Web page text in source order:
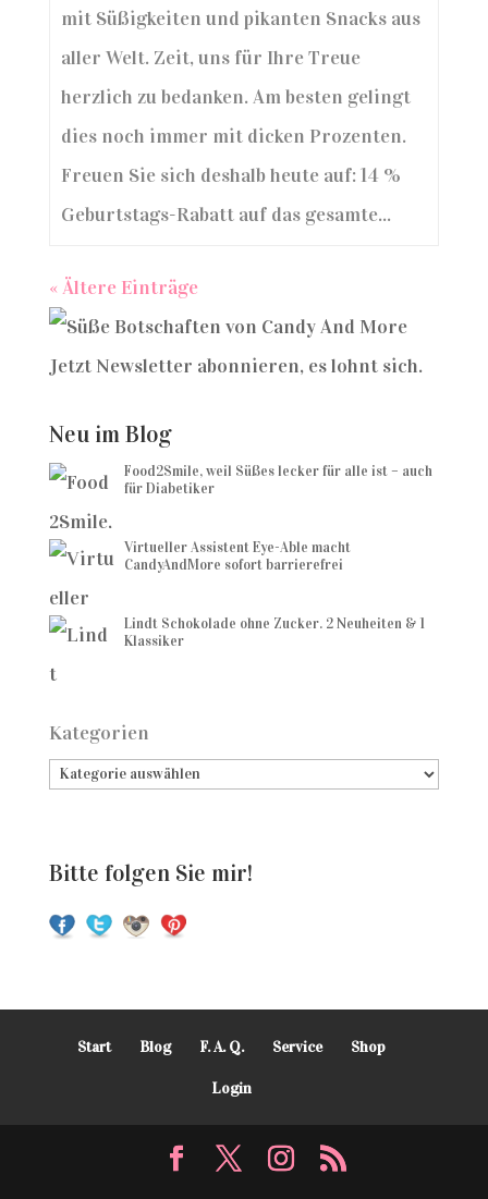
mit Süßigkeiten und pikanten Snacks aus
aller Welt. Zeit, uns für Ihre Treue
herzlich zu bedanken. Am besten gelingt
dies noch immer mit dicken Prozenten.
Freuen Sie sich deshalb heute auf: 14 %
Geburtstags-Rabatt auf das gesamte...
« Ältere Einträge
Jetzt Newsletter abonnieren, es lohnt sich.
Neu im Blog
Food2Smile, weil Süßes lecker für alle ist – auch
für Diabetiker
Virtueller Assistent Eye-Able macht
CandyAndMore sofort barrierefrei
Lindt Schokolade ohne Zucker. 2 Neuheiten & 1
Klassiker
Kategorien
Bitte folgen Sie mir!
Start Blog F. A. Q. Service Shop
Login